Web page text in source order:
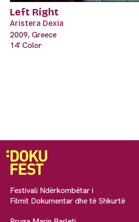
Left Right
Aristera Dexia
2009, Greece
14' Color
Festivali Ndërkombëtar i
Filmit Dokumentar dhe të Shkurtë